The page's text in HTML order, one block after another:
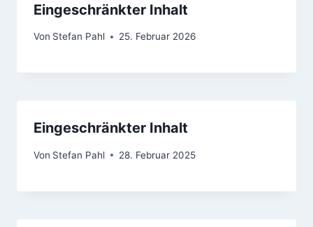
Eingeschränkter Inhalt
Von Stefan Pahl 25. Februar 2026
Eingeschränkter Inhalt
Von Stefan Pahl 28. Februar 2025